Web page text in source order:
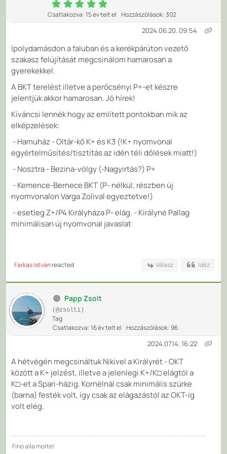
Csatlakozva: 15 év telt el Hozzászólások: 302
2024.06.20. 09:54
Ipolydamásdon a faluban és a kerékpárúton vezető
szakasz felújítását megcsinálom hamarosan a
gyerekekkel.
A BKT terelést illetve a perőcsényi P+-et készre
jelentjük akkor hamarosan. Jó hírek!
Kíváncsi lennék hogy az említett pontokban mik az
elképzelések:
- Hamuház - Oltár-kő K+ és K3 (!K+ nyomvonal
egyértelműsítés/tisztítás az idén téli dőlések miatt!)
- Nosztra - Bezina-völgy (-Nagyirtás?) P+
- Kemence-Bernece BKT (P- nélkül, részben új
nyomvonalon Varga Zolival egyeztetve!)
- esetleg Z+/P4 Királyháza P- elág. - Királyné Pallag
minimálisan új nyomvonal javaslat
Farkas Istvánreacted Válasz Idéz
Papp Zsolt
(@zsolti)
Tag
Csatlakozva: 16 év telt el Hozzászólások: 96
2024.07.14. 16:22
A hétvégén megcsináltuk Nikivel a Királyrét - OKT
között a K+ jelzést, illetve a jelenlegi K+/K□ elágtól a
K□-et a Spari-házig. Kornélnál csak minimális szürke
(barna) festék volt, így csak az elágazástól az OKT-ig
volt elég.
Fino alla morte!